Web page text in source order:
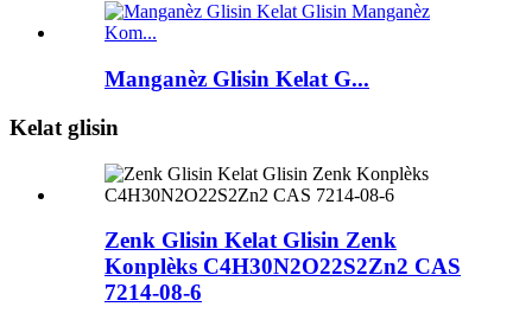
Manganèz Glisin Kelat G...
Kelat glisin
Zenk Glisin Kelat Glisin Zenk
Konplèks C4H30N2O22S2Zn2 CAS
7214-08-6